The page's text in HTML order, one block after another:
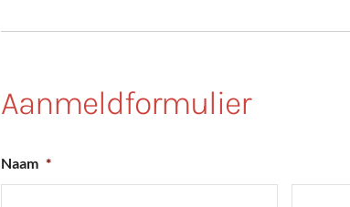
Aanmeldformulier
Naam *